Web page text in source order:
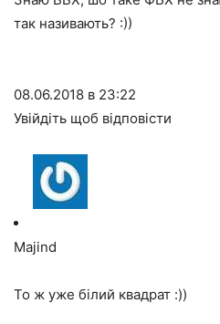
так називають? :))
08.06.2018 в 23:22
Увійдіть щоб відповісти
Majind
То ж уже білий квадрат :))